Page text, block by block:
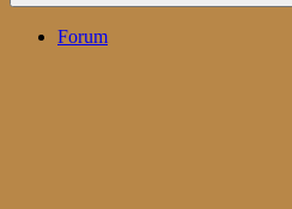
Forum